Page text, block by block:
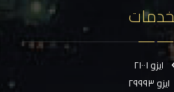
ايزو ٢١٠٠١
ايزو ٢٩٩٩٣